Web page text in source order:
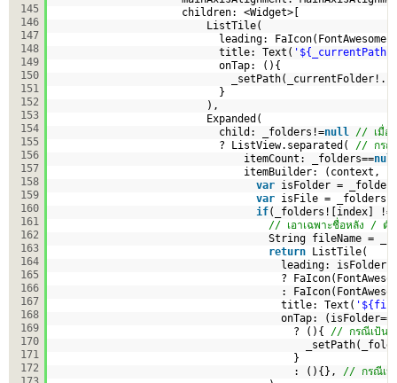
145
146
147
148
149
150
151
152
153
154
155
156
157
158
159
160
161
162
163
164
165
166
167
168
169
170
171
172
children: <Widget>[
ListTile(
leading:
title: Text(
onTap: (){
}
),
Expanded(
child: _folders!=null
// เมื่อ
? ListView.separated( // กรณี
itemCount: _folders==
itemBuilder: (context,
var isFolder =
var isFile =
if(_folders![index]
// เอาเฉพาะชื่อหลัง / ตัว
String fileName =
return ListTile(
leading: isFolder
?
:
title: Text(
onTap: (isFolder==
? (){ // กรณีเป้นโ
}
: (){}, // กรณีเ